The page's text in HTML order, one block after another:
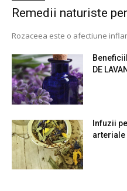
Remedii naturiste
Rozaceea este o afectiune
DE
Infuzii
arteriale